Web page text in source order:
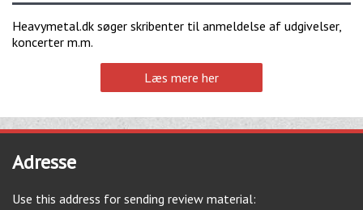
Heavymetal.dk søger skribenter til anmeldelse af udgivelser,
koncerter m.m.
Læs mere her
Adresse
Use this address for sending review material: